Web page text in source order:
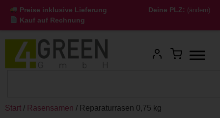
Preise inklusive Lieferung Deine PLZ: (ändern)
Kauf auf Rechnung
Start / Rasensamen / Reparaturrasen 0,75 kg